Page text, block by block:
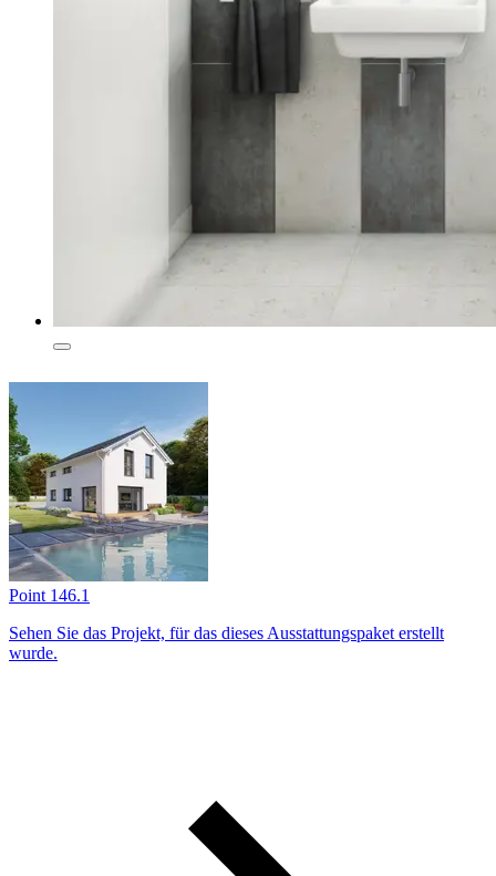
Point 146.1
Sehen Sie das Projekt, für das dieses Ausstattungs­paket erstellt
wurde.